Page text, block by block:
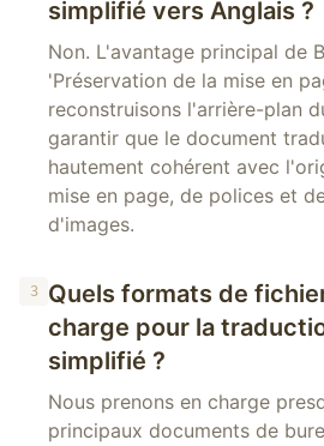
simplifié vers Anglais ?
Non. L'avantage principal de
'Préservation de la mise en
reconstruisons l'arrière-plan
garantir que le document
hautement cohérent avec
mise en page, de polices et
d'images.
3
Quels formats de
charge pour la
simplifié ?
Nous prenons en charge
principaux documents de